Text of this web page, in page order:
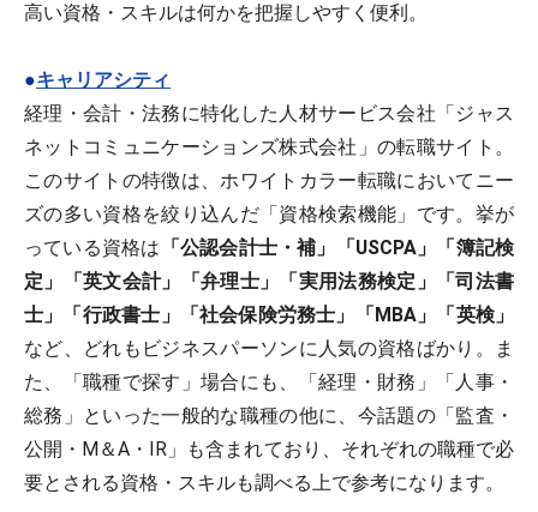
高い資格・スキルは何かを把握しやすく便利。
●キャリアシティ
経理・会計・法務に特化した人材サービス会社「ジャス
ネットコミュニケーションズ株式会社」の転職サイト。
このサイトの特徴は、ホワイトカラー転職においてニー
ズの多い資格を絞り込んだ「資格検索機能」です。挙が
っている資格は 「公認会計士・補」「USCPA」「簿記検
定」「英文会計」「弁理士」「実用法務検定」「司法書
士」「行政書士」「社会保険労務士」「MBA」「英検」
など、どれもビジネスパーソンに人気の資格ばかり。ま
た、「職種で探す」場合にも、「経理・財務」「人事・
総務」といった一般的な職種の他に、今話題の「監査・
公開・M＆A・IR」も含まれており、それぞれの職種で必
要とされる資格・スキルも調べる上で参考になります。